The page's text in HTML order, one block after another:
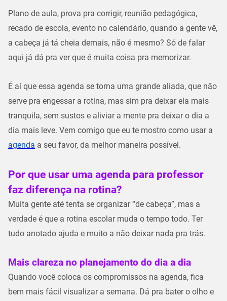
Plano de aula, prova pra corrigir, reunião pedagógica,
recado de escola, evento no calendário, quando a gente vê,
a cabeça já tá cheia demais, não é mesmo? Só de falar
aqui já dá pra ver que é muita coisa pra memorizar.
É aí que essa agenda se torna uma grande aliada, que não
serve pra engessar a rotina, mas sim pra deixar ela mais
tranquila, sem sustos e aliviar a mente pra deixar o dia a
dia mais leve. Vem comigo que eu te mostro como usar a
agenda a seu favor, da melhor maneira possível.
Por que usar uma agenda para professor
faz diferença na rotina?
Muita gente até tenta se organizar “de cabeça”, mas a
verdade é que a rotina escolar muda o tempo todo. Ter
tudo anotado ajuda e muito a não deixar nada pra trás.
Mais clareza no planejamento do dia a dia
Quando você coloca os compromissos na agenda, fica
bem mais fácil visualizar a semana. Dá pra bater o olho e